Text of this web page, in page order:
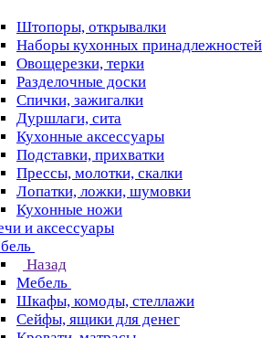
Штопоры, открывалки
Наборы кухонных принадлежностей
Овощерезки, терки
Разделочные доски
Спички, зажигалки
Дуршлаги, сита
Кухонные аксессуары
Подставки, прихватки
Прессы, молотки, скалки
Лопатки, ложки, шумовки
Кухонные ножи
и аксессуары
Назад
Мебель
Шкафы, комоды, стеллажи
Сейфы, ящики для денег